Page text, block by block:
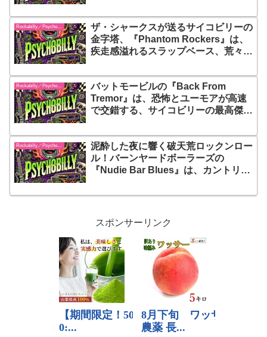
ビリーが孤独な夜に出会って生まれた
奇跡の結晶
ザ・シャークスが送るサイコビリーの
金字塔、『Phantom Rockers』は、
疾走感溢れるスラップベース、荒々し
カルでサウンドを完成させた傑作アル
バム！
Rockabilly／Psychobilly
バットモービルの『Back From
Tremor』は、恐怖とユーモアが高速
で交錯する、サイコビリーの最高傑
乱する、最もスリリングな夜への招待
状！聴く者すべてに「戦慄」と「高
揚」を同時に与える
Rockabilly／Psychobilly
泥酔した夜に響く破天荒ロックンロー
ル！バーンヤードボーラーズの
『Nudie Bar Blues』は、カントリ
ーモアが絶妙に混ざり合う、誰にも真
スポンサーリンク